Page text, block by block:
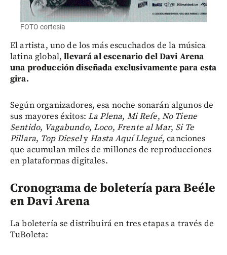
FOTO cortesía
El artista, uno de los más escuchados de la música
latina global,llevará al escenario del Davi Arena
una producción diseñada exclusivamente para esta
gira.
Según organizadores, esa noche sonarán algunos de
sus mayores éxitos: La Plena, Mi Refe, No Tiene
Sentido, Vagabundo,Loco, Frente al Mar, Si Te
Pillara, Top DieselyHasta Aquí Llegué, canciones
que acumulan miles de millones de reproducciones
en plataformas digitales.
Cronograma de boletería para Beéle
en Davi Arena
La boletería se distribuirá en tres etapas a través de
TuBoleta: